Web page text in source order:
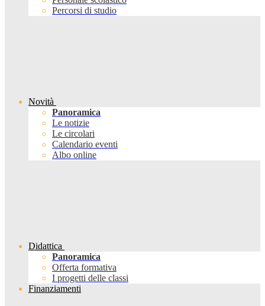
Percorsi di studio
Novità
Panoramica
Le notizie
Le circolari
Calendario eventi
Albo online
Didattica
Panoramica
Offerta formativa
I progetti delle classi
Finanziamenti